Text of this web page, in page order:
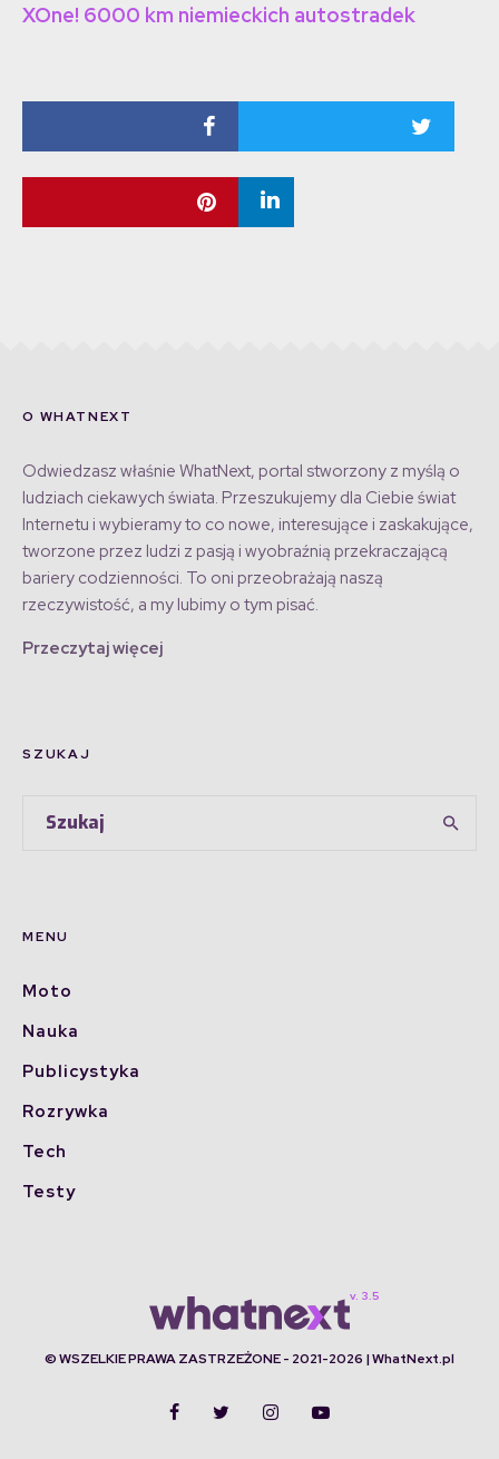
XOne! 6000 km niemieckich autostradek
O WHATNEXT
Odwiedzasz właśnie WhatNext, portal stworzony z myślą o
ludziach ciekawych świata. Przeszukujemy dla Ciebie świat
Internetu i wybieramy to co nowe, interesujące i zaskakujące,
tworzone przez ludzi z pasją i wyobraźnią przekraczającą
bariery codzienności. To oni przeobrażają naszą
rzeczywistość, a my lubimy o tym pisać.
Przeczytaj więcej
SZUKAJ
MENU
Moto
Nauka
Publicystyka
Rozrywka
Tech
Testy
© WSZELKIE PRAWA ZASTRZEŻONE - 2021-2026 | WhatNext.pl